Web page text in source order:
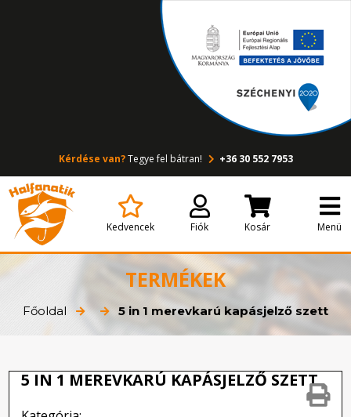
Kérdése van?Tegye fel bátran! +36 30 552 7953
Kedvencek Fiók Kosár Menü
TERMÉKEK
Főoldal 5 in 1 merevkarú kapásjelző szett
5 IN 1 MEREVKARÚ KAPÁSJELZŐ SZETT